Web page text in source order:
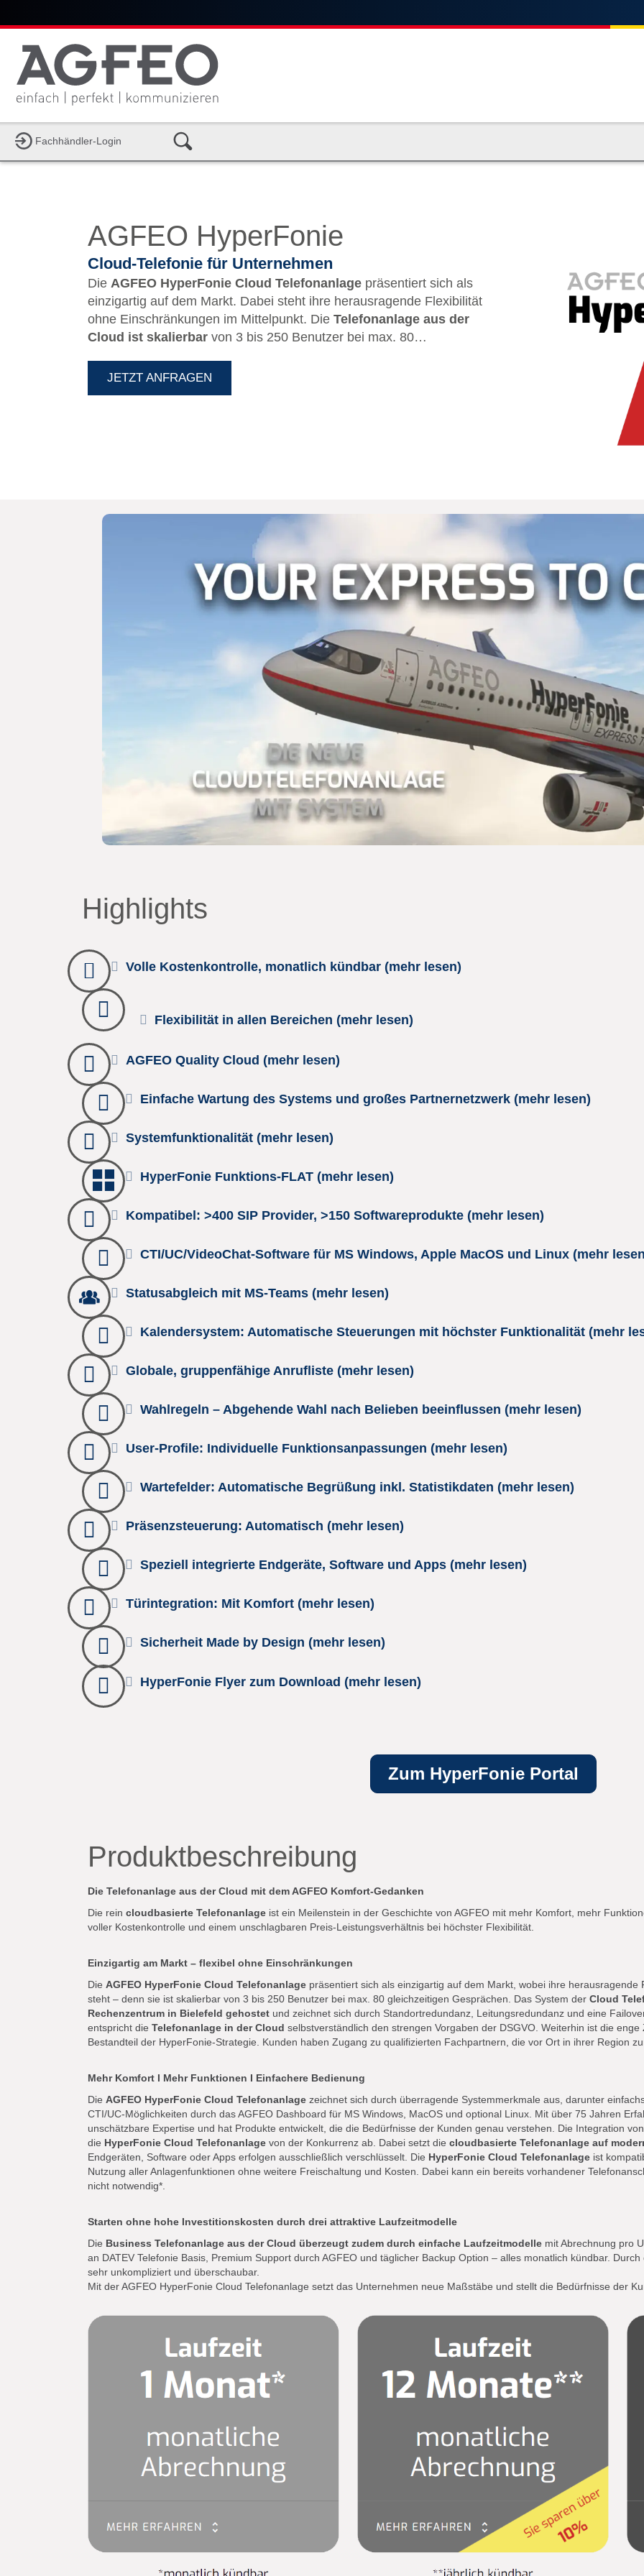
Fachhändler-Login
AGFEO HyperFonie
Cloud-Telefonie für Unternehmen
Die AGFEO HyperFonie Cloud Telefonanlage präsentiert sich als
einzigartig auf dem Markt. Dabei steht ihre herausragende Flexibilität
ohne Einschränkungen im Mittelpunkt. Die Telefonanlage aus der
Cloud ist skalierbar von 3 bis 250 Benutzer bei max. 80
JETZT ANFRAGEN
Highlights
Volle Kostenkontrolle, monatlich kündbar (mehr lesen)
Flexibilität in allen Bereichen (mehr lesen)
AGFEO Quality Cloud (mehr lesen)
Einfache Wartung des Systems und großes Partnernetzwerk (mehr lesen)
Systemfunktionalität (mehr lesen)
HyperFonie Funktions-FLAT (mehr lesen)
Kompatibel: >400 SIP Provider, >150 Softwareprodukte (mehr lesen)
CTI/UC/VideoChat-Software für MS Windows, Apple MacOS und Linux (mehr
Statusabgleich mit MS-Teams (mehr lesen)
Kalendersystem: Automatische Steuerungen mit höchster Funktionalität (mehr
Globale, gruppenfähige Anrufliste (mehr lesen)
Wahlregeln – Abgehende Wahl nach Belieben beeinflussen (mehr lesen)
User-Profile: Individuelle Funktionsanpassungen (mehr lesen)
Wartefelder: Automatische Begrüßung inkl. Statistikdaten (mehr lesen)
Präsenzsteuerung: Automatisch (mehr lesen)
Speziell integrierte Endgeräte, Software und Apps (mehr lesen)
Türintegration: Mit Komfort (mehr lesen)
Sicherheit Made by Design (mehr lesen)
HyperFonie Flyer zum Download (mehr lesen)
Zum HyperFonie Portal
Produktbeschreibung
Die Telefonanlage aus der Cloud mit dem AGFEO Komfort-Gedanken
Die rein cloudbasierte Telefonanlage ist ein Meilenstein in der Geschichte von AGFEO mit mehr Komfort, mehr
voller Kostenkontrolle und einem unschlagbaren Preis-Leistungsverhältnis bei höchster Flexibilität.
Einzigartig am Markt – flexibel ohne Einschränkungen
Die AGFEO HyperFonie Cloud Telefonanlage präsentiert sich als einzigartig auf dem Markt, wobei ihre
steht – denn sie ist skalierbar von 3 bis 250 Benutzer bei max. 80 gleichzeitigen Gesprächen. Das System der Cloud
Rechenzentrum in Bielefeld gehostet und zeichnet sich durch Standortredundanz, Leitungsredundanz und eine
entspricht die Telefonanlage in der Cloud selbstverständlich den strengen Vorgaben der DSGVO. Weiterhin ist die
Bestandteil der HyperFonie-Strategie. Kunden haben Zugang zu qualifizierten Fachpartnern, die vor Ort in ihrer Region
Mehr Komfort I Mehr Funktionen I Einfachere Bedienung
Die AGFEO HyperFonie Cloud Telefonanlage zeichnet sich durch überragende Systemmerkmale aus, darunter
CTI/UC-Möglichkeiten durch das AGFEO Dashboard für MS Windows, MacOS und optional Linux. Mit über 75 Jahren
unschätzbare Expertise und hat Produkte entwickelt, die die Bedürfnisse der Kunden genau verstehen. Die Integration
die HyperFonie Cloud Telefonanlage von der Konkurrenz ab. Dabei setzt die cloudbasierte Telefonanlage auf
Endgeräten, Software oder Apps erfolgen ausschließlich verschlüsselt. Die HyperFonie Cloud Telefonanlage ist
Nutzung aller Anlagenfunktionen ohne weitere Freischaltung und Kosten. Dabei kann ein bereits vorhandener
nicht notwendig*.
Starten ohne hohe Investitionskosten durch drei attraktive Laufzeitmodelle
Die Business Telefonanlage aus der Cloud überzeugt zudem durch einfache Laufzeitmodelle mit Abrechnung pro
an DATEV Telefonie Basis, Premium Support durch AGFEO und täglicher Backup Option – alles monatlich kündbar.
sehr unkompliziert und überschaubar.
Mit der AGFEO HyperFonie Cloud Telefonanlage setzt das Unternehmen neue Maßstäbe und stellt die Bedürfnisse der